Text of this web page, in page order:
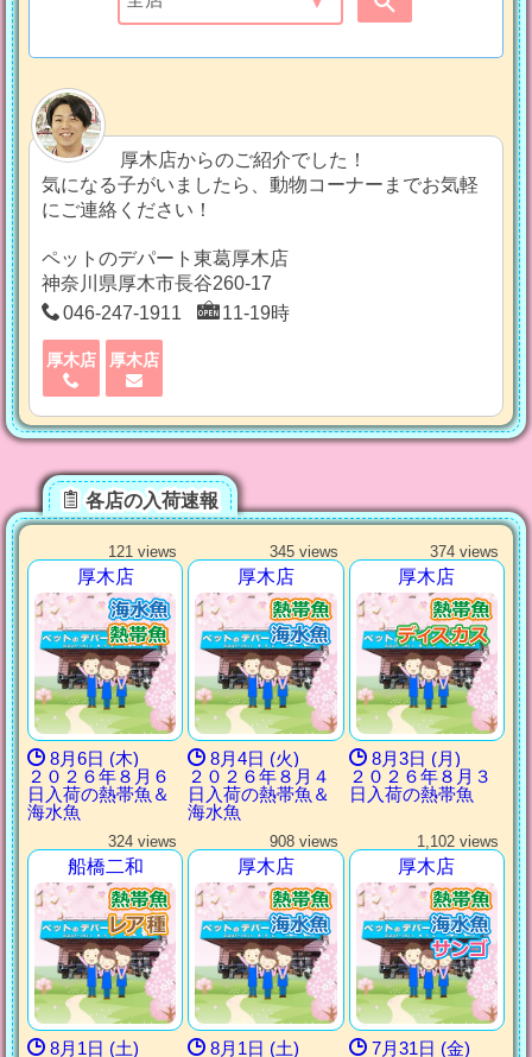
厚木店からのご紹介でした！
気になる子がいましたら、動物コーナーまでお気軽
にご連絡ください！
ペットのデパート東葛厚木店
神奈川県厚木市長谷260-17
046-247-1911
11-19時
厚木店 厚木店
各店の入荷速報
121 views
厚木店
8月6日 (木)
２０２６年８月６
日入荷の熱帯魚＆
海水魚
345 views
厚木店
8月4日 (火)
２０２６年８月４
日入荷の熱帯魚＆
海水魚
374 views
厚木店
8月3日 (月)
２０２６年８月３
日入荷の熱帯魚
324 views
船橋二和
8月1日 (土)
908 views
厚木店
8月1日 (土)
1,102 views
厚木店
7月31日 (金)